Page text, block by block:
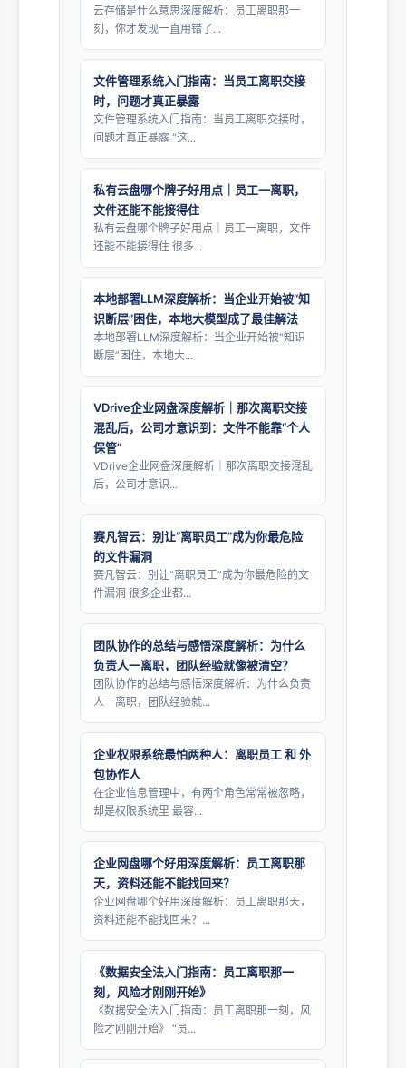
云存储是什么意思深度解析：员工离职那一
刻，你才发现一直用错了...
文件管理系统入门指南：当员工离职交接
时，问题才真正暴露
文件管理系统入门指南：当员工离职交接时，
问题才真正暴露 “这...
私有云盘哪个牌子好用点｜员工一离职，
文件还能不能接得住
私有云盘哪个牌子好用点｜员工一离职，文件
还能不能接得住 很多...
本地部署LLM深度解析：当企业开始被“知
识断层”困住，本地大模型成了最佳解法
本地部署LLM深度解析：当企业开始被“知识
断层”困住，本地大...
VDrive企业网盘深度解析｜那次离职交接
混乱后，公司才意识到：文件不能靠“个人
保管”
VDrive企业网盘深度解析｜那次离职交接混乱
后，公司才意识...
赛凡智云：别让“离职员工”成为你最危险
的文件漏洞
赛凡智云：别让“离职员工”成为你最危险的文
件漏洞 很多企业都...
团队协作的总结与感悟深度解析：为什么
负责人一离职，团队经验就像被清空？
团队协作的总结与感悟深度解析：为什么负责
人一离职，团队经验就...
企业权限系统最怕两种人：离职员工 和 外
包协作人
在企业信息管理中，有两个角色常常被忽略，
却是权限系统里 最容...
企业网盘哪个好用深度解析：员工离职那
天，资料还能不能找回来？
企业网盘哪个好用深度解析：员工离职那天，
资料还能不能找回来？...
《数据安全法入门指南：员工离职那一
刻，风险才刚刚开始》
《数据安全法入门指南：员工离职那一刻，风
险才刚刚开始》 “员...